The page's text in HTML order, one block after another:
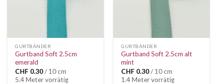
GURTBÄNDER
Gurtband Soft 2.5cm
emerald
CHF 0.30/ 10 cm
5.4 Meter vorrätig
GURTBÄNDER
Gurtband Soft 2.5cm alt
mint
CHF 0.30/ 10 cm
1.4 Meter vorrätig